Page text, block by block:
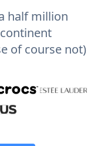
half million
of course not)